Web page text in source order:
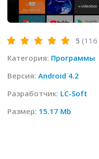
5 (116
Категория: Программы
Версия: Android 4.2
Разработчик: LC-Soft
Размер: 15.17 Mb